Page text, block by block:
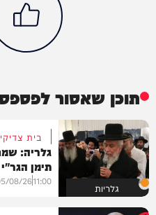
תוכן שאסור
גלריות
בית
גלריה:
תימן
11:00
08/26